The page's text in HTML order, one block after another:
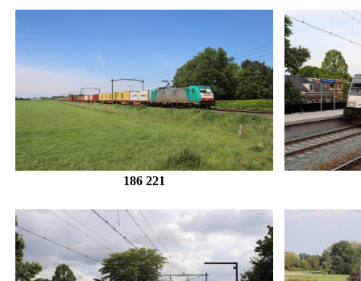
186 221